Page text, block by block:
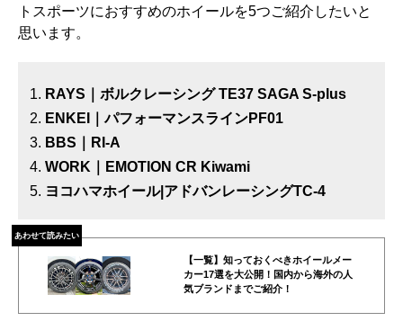
トスポーツにおすすめのホイールを5つご紹介したいと
思います。
RAYS｜ボルクレーシング TE37 SAGA S-plus
ENKEI｜パフォーマンスラインPF01
BBS｜RI-A
WORK｜EMOTION CR Kiwami
ヨコハマホイール|アドバンレーシングTC-4
あわせて読みたい
【一覧】知っておくべきホイールメー
カー17選を大公開！国内から海外の人
気ブランドまでご紹介！